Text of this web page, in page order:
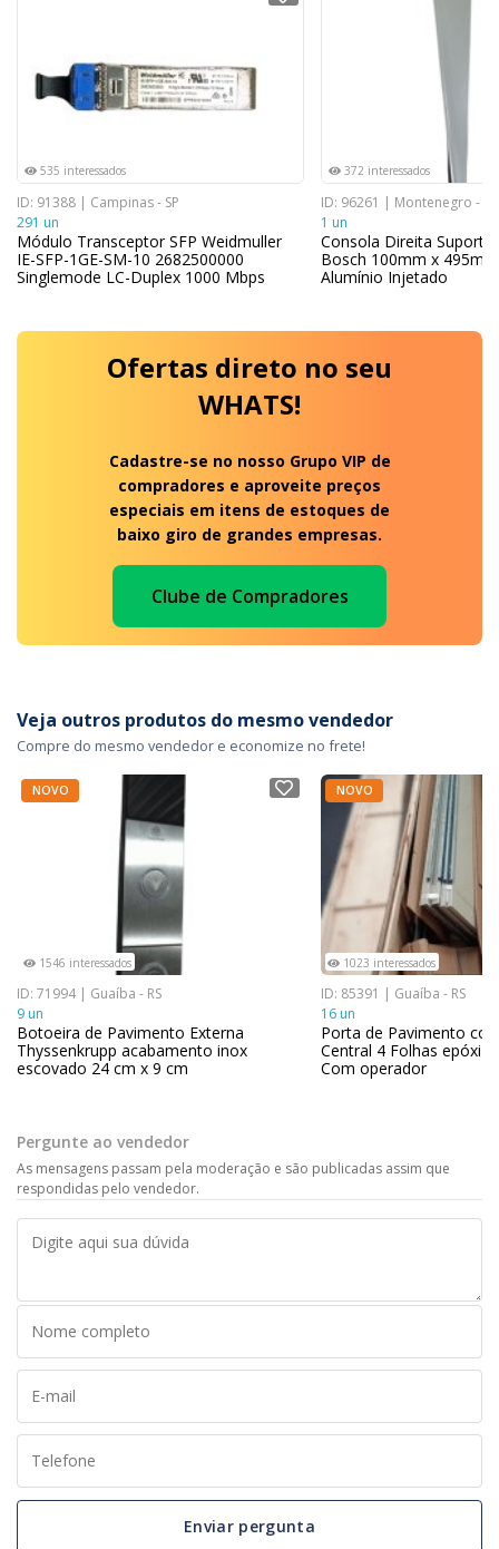
535 interessados
ID: 91388 | Campinas - SP
291 un
Módulo Transceptor SFP Weidmuller
IE-SFP-1GE-SM-10 2682500000
Singlemode LC-Duplex 1000 Mbps
372 interessados
ID: 96261 | Montenegro - RS
1 un
Consola Direita Suporte
Bosch 100mm x 495m
Alumínio Injetado
Ofertas direto no seu
WHATS!
Cadastre-se no nosso Grupo VIP de
compradores e aproveite preços
especiais em itens de estoques de
baixo giro de grandes empresas.
Clube de Compradores
Veja outros produtos do mesmo vendedor
Compre do mesmo vendedor e economize no frete!
NOVO
1546 interessados
ID: 71994 | Guaíba - RS
9 un
Botoeira de Pavimento Externa
Thyssenkrupp acabamento inox
escovado 24 cm x 9 cm
NOVO
1023 interessados
ID: 85391 | Guaíba - RS
16 un
Porta de Pavimento
Central 4 Folhas epóxi
Com operador
Pergunte ao vendedor
As mensagens passam pela moderação e são publicadas assim que
respondidas pelo vendedor.
Enviar pergunta